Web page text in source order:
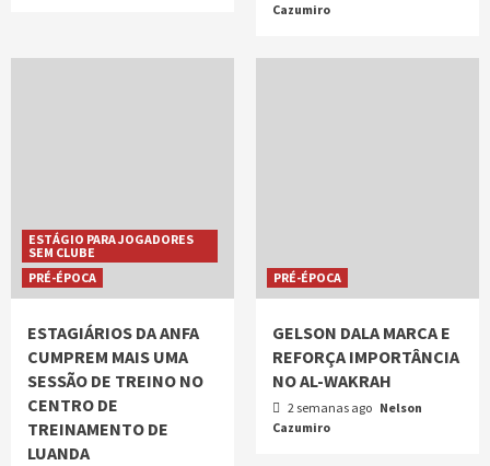
Cazumiro
ESTÁGIO PARA JOGADORES
SEM CLUBE
PRÉ-ÉPOCA
ESTAGIÁRIOS DA ANFA
CUMPREM MAIS UMA
SESSÃO DE TREINO NO
CENTRO DE
TREINAMENTO DE
LUANDA
PRÉ-ÉPOCA
GELSON DALA MARCA E
REFORÇA IMPORTÂNCIA
NO AL-WAKRAH
2 semanas ago Nelson
Cazumiro